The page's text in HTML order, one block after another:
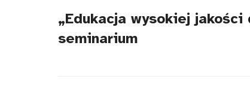
„Edukacja wysokiej
seminarium